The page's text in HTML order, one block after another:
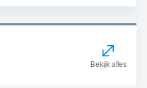
Bekijk alles